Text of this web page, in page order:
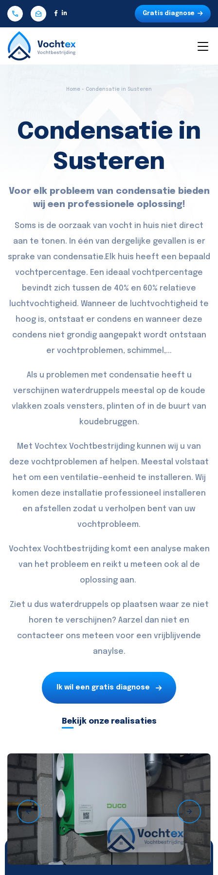
Gratis diagnose
Home - Condensatie in Susteren
Condensatie in
Susteren
Voor elk probleem van condensatie bieden
wij een professionele oplossing!
Soms is de oorzaak van vocht in huis niet direct
aan te tonen. In één van dergelijke gevallen is er
sprake van condensatie.Elk huis heeft een bepaald
vochtpercentage. Een ideaal vochtpercentage
bevindt zich tussen de 40% en 60% relatieve
luchtvochtigheid. Wanneer de luchtvochtigheid te
hoog is, ontstaat er condens en wanneer deze
condens niet grondig aangepakt wordt ontstaan
er vochtproblemen, schimmel,...
Als u problemen met condensatie heeft u
verschijnen waterdruppels meestal op de koude
vlakken zoals vensters, plinten of in de buurt van
koudebruggen.
Met Vochtex Vochtbestrijding kunnen wij u van
deze vochtproblemen af helpen. Meestal volstaat
het om een ventilatie-eenheid te installeren. Wij
komen deze installatie professioneel installeren
en afstellen zodat u verholpen bent van uw
vochtprobleem.
Vochtex Vochtbestrijding komt een analyse maken
van het probleem en reikt u meteen ook al de
oplossing aan.
Ziet u dus waterdruppels op plaatsen waar ze niet
horen te verschijnen? Aarzel dan niet en
contacteer ons meteen voor een vrijblijvende
anaylse.
Ik wil een gratis diagnose
Bekijk onze realisaties